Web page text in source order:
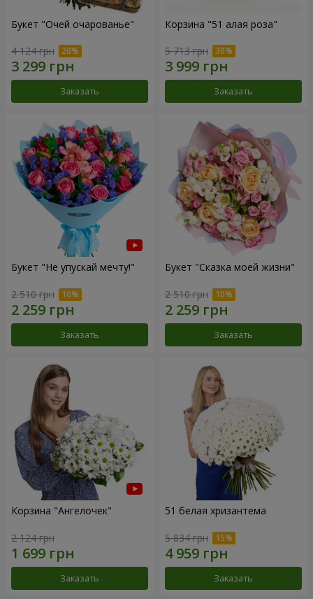
Букет "Очей очарованье"
4 124 грн
Заказать
Корзина "51 алая роза"
5 713 грн
Заказать
Букет "Не упускай мечту!"
2 510 грн
Заказать
Букет "Сказка моей жизни"
2 510 грн
Заказать
Корзина "Ангелочек"
2 124 грн
Заказать
51 белая хризантема
5 834 грн
Заказать